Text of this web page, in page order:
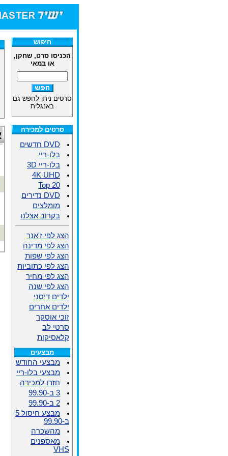
חיפוש
הכניסו סרט, שחקן,
או במאי
סרטים ניתן לחפש גם
באנגלית
סרטים למכירה
DVD חדשים
בלו-ריי
בלו-ריי 3D
4K UHD
Top 20
DVD נדירים
מומלצים
בקרוב אצלנו
הצג לפי ז'אנר
הצג לפי מדינה
הצג לפי שפות
הצג לפי כתוביות
הצג לפי מחיר
הצג לפי שנה
ילדים דיסני
ילדים אחרים
זוכי אוסקר
סרטי לב
קלאסיקות
מבצעים
מבצעי החודש
מבצעי בלו-ריי
חזרו למכירה
3 ב-99.90
2 ב-99.90
מבצע חיסול 5
ב-99.90
מהשכרה
מאספנים
VHS